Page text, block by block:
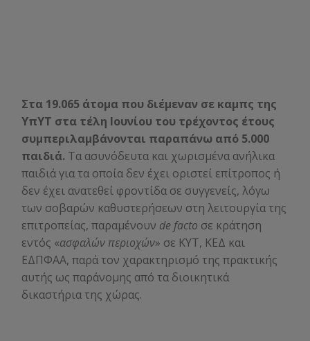
Στα 19.065 άτομα που διέμεναν σε καμπς της
ΥπΥΤ στα τέλη Ιουνίου του τρέχοντος έτους
συμπεριλαμβάνονται παραπάνω από 5.000
παιδιά. Τα ασυνόδευτα και χωρισμένα ανήλικα
παιδιά για τα οποία δεν έχει οριστεί επίτροπος ή
δεν έχει ανατεθεί φροντίδα σε συγγενείς, λόγω
των σοβαρών καθυστερήσεων στη λειτουργία της
επιτροπείας, παραμένουν de facto σε κράτηση
εντός «ασφαλών περιοχών» σε ΚΥΤ, ΚΕΔ και
ΕΔΠΦΑΑ, παρά τον χαρακτηρισμό της πρακτικής
αυτής ως παράνομης από τα διοικητικά
δικαστήρια της χώρας.